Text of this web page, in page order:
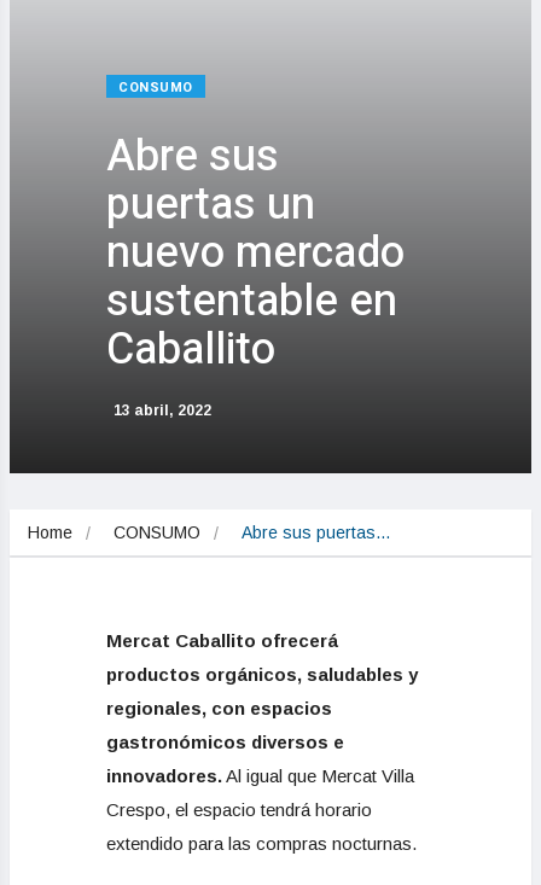
CONSUMO
Abre sus
puertas un
nuevo mercado
sustentable en
Caballito
13 abril, 2022
Home CONSUMO Abre sus puertas…
Mercat Caballito ofrecerá
productos orgánicos, saludables y
regionales, con espacios
gastronómicos diversos e
innovadores.Al igual que Mercat Villa
Crespo, el espacio tendrá horario
extendido para las compras nocturnas.